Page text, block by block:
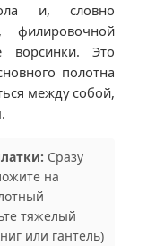
и, словно
филировочной
ворсинки. Это
полотна
между собой,
Сразу
на
тяжелый
или гантель)